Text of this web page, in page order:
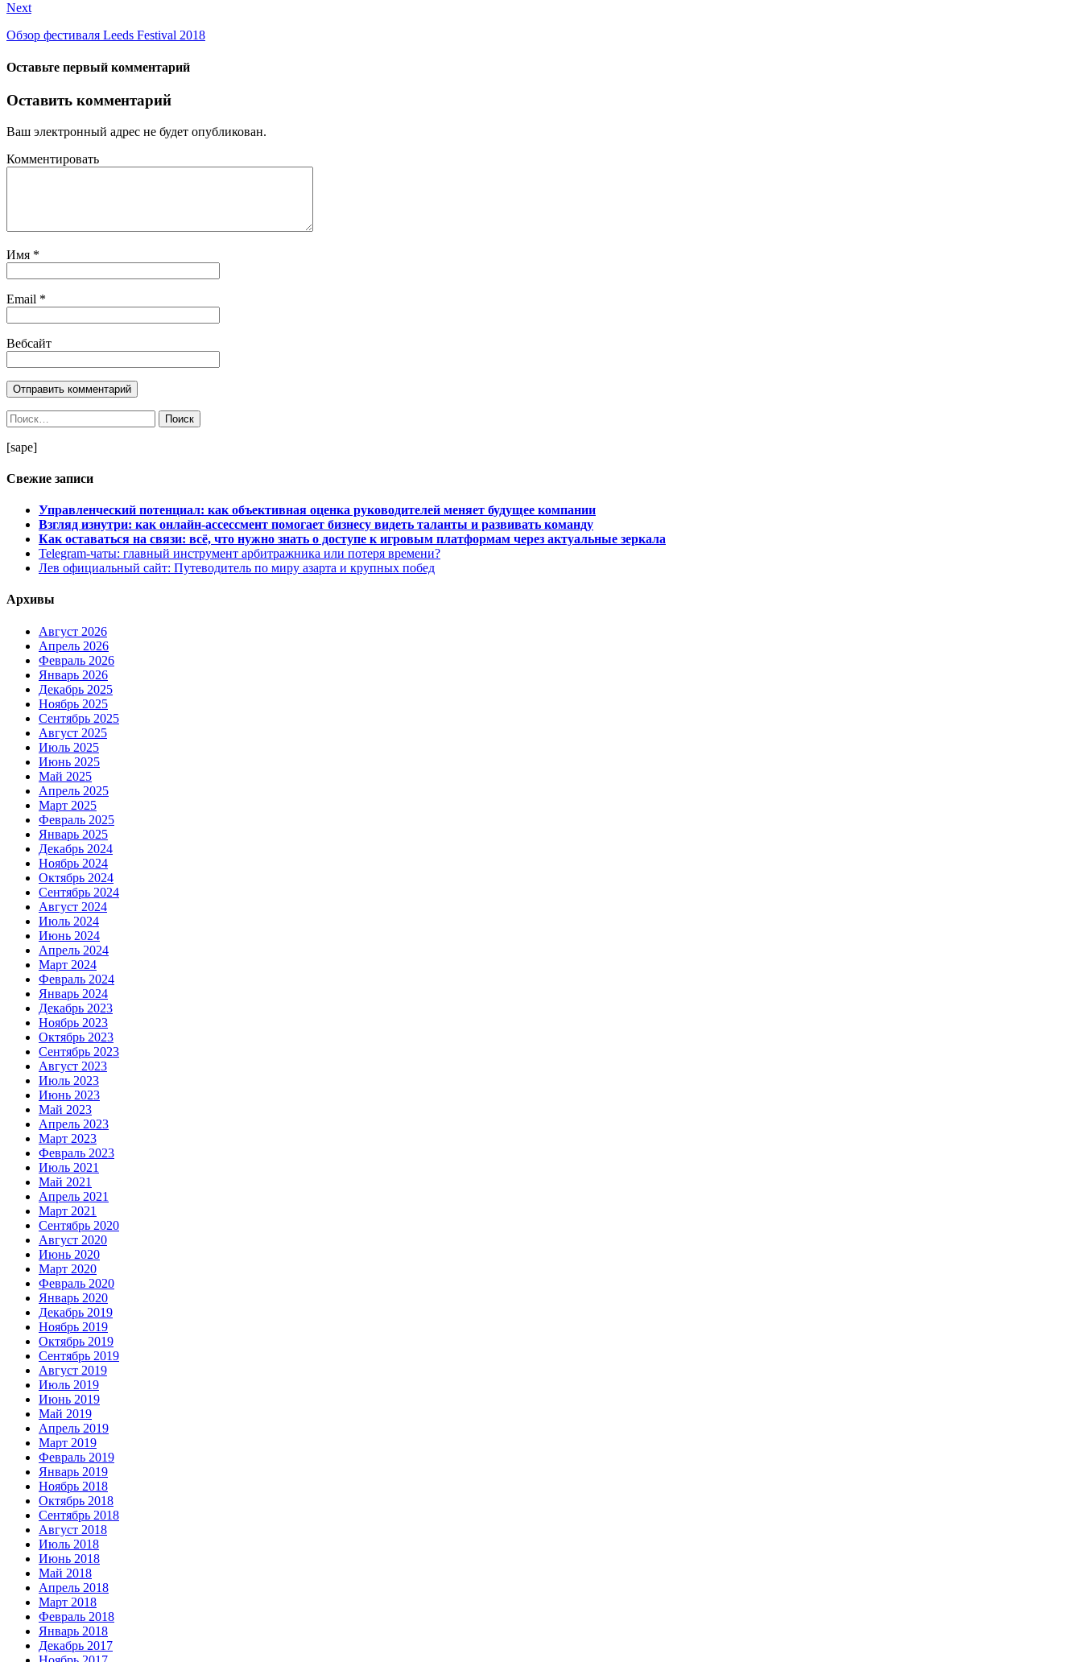
Next
Обзор фестиваля Leeds Festival 2018
Оставьте первый комментарий
Оставить комментарий
Ваш электронный адрес не будет опубликован.
Комментировать
Имя *
Email *
Вебсайт
Найти:
[sape]
Свежие записи
Управленческий потенциал: как объективная оценка руководителей меняет будущее компании
Взгляд изнутри: как онлайн-ассессмент помогает бизнесу видеть таланты и развивать команду
Как оставаться на связи: всё, что нужно знать о доступе к игровым платформам через актуальные зеркала
Telegram-чаты: главный инструмент арбитражника или потеря времени?
Лев официальный сайт: Путеводитель по миру азарта и крупных побед
Архивы
Август 2026
Апрель 2026
Февраль 2026
Январь 2026
Декабрь 2025
Ноябрь 2025
Сентябрь 2025
Август 2025
Июль 2025
Июнь 2025
Май 2025
Апрель 2025
Март 2025
Февраль 2025
Январь 2025
Декабрь 2024
Ноябрь 2024
Октябрь 2024
Сентябрь 2024
Август 2024
Июль 2024
Июнь 2024
Апрель 2024
Март 2024
Февраль 2024
Январь 2024
Декабрь 2023
Ноябрь 2023
Октябрь 2023
Сентябрь 2023
Август 2023
Июль 2023
Июнь 2023
Май 2023
Апрель 2023
Март 2023
Февраль 2023
Июль 2021
Май 2021
Апрель 2021
Март 2021
Сентябрь 2020
Август 2020
Июнь 2020
Март 2020
Февраль 2020
Январь 2020
Декабрь 2019
Ноябрь 2019
Октябрь 2019
Сентябрь 2019
Август 2019
Июль 2019
Июнь 2019
Май 2019
Апрель 2019
Март 2019
Февраль 2019
Январь 2019
Ноябрь 2018
Октябрь 2018
Сентябрь 2018
Август 2018
Июль 2018
Июнь 2018
Май 2018
Апрель 2018
Март 2018
Февраль 2018
Январь 2018
Декабрь 2017